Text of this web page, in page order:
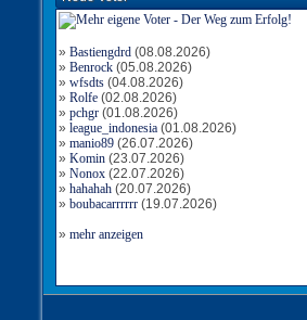
Torschütze: slayer53
04.09.2019, 15:09 Uhr 13:0
Tor für Rumänien
Torschütze: Radeberger53
04.09.2019, 09:53 Uhr
Torschütze: Radeberger53
04.09.2019, 06:14 Uhr
Tor für Rumänien
Torschütze: slayer53
04.09.2019, 06:04 Uhr
Tor für Rumänien
Torschütze: slayer53
Tor für Rumänien
» Bastiengdrd (08.08.2026)
» Benrock (05.08.2026)
» wfsdts (04.08.2026)
» Rolfe (02.08.2026)
» pchgr (01.08.2026)
» league_indonesia (01.08.2026)
» manio89 (26.07.2026)
» Komin (23.07.2026)
» Nonox (22.07.2026)
» hahahah (20.07.2026)
» boubacarrrrrr (19.07.2026)
» mehr anzeigen